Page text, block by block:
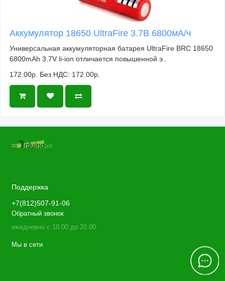
Аккумулятор 18650 UltraFire 3.7В 6800мА/ч
Универсальная аккумуляторная батарея UltraFire BRC 18650
6800mAh 3.7V li-ion отличается повышенной э..
172.00р. Без НДС: 172.00р.
Поддержка
+7(812)507-91-06
Обратный звонок
ежедневно с 10.00 до 20.00
Мы в сети